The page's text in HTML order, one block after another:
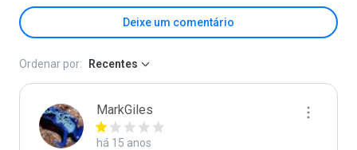
Deixe um comentário
Ordenar por: Recentes
MarkGiles
há 15 anos